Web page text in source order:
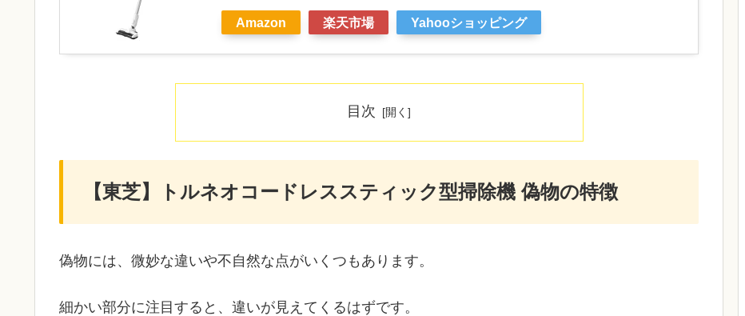
Amazon 楽天市場 Yahooショッピング
目次
【東芝】トルネオコードレススティック型掃除機 偽物の特徴
偽物には、微妙な違いや不自然な点がいくつもあります。
細かい部分に注目すると、違いが見えてくるはずです。